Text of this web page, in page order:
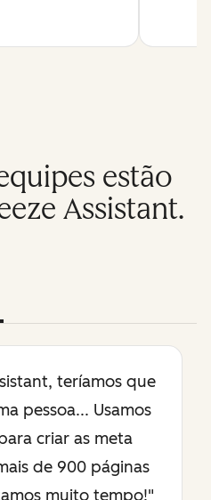
estão
Assistant.
teríamos que
pessoa... Usamos
criar as meta
de 900 páginas
muito tempo!"